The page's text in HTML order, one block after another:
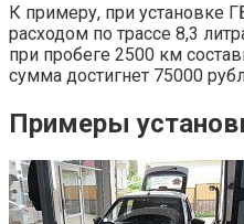
К примеру, при установке
расходом по трассе 8,3
при пробеге 2500 км
сумма достигнет 75000
Примеры